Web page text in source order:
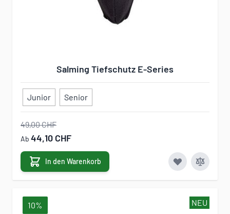
Salming Tiefschutz E-Series
Junior Senior
49,00 CHF
Ab 44,10 CHF
In den Warenkorb
NEU
10%